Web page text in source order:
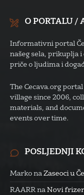
O PORTALU /
Informativni portal
našeg sela, prikuplja
priče o ljudima i
The Cecava.org
village since 2006,
materials, and
events over time.
POSLJEDNJI
Marko na Zaseoci u
RAARR na Novi